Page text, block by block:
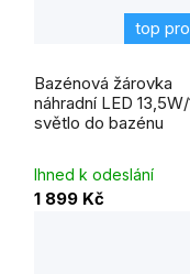
top
Bazénová žárovka
náhradní LED
světlo do bazénu
Ihned k odeslání
1 899 Kč